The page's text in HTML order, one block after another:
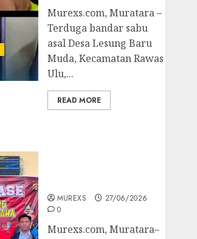
Murexs.com, Muratara –
Terduga bandar sabu
asal Desa Lesung Baru
Muda, Kecamatan Rawas
Ulu,...
READ MORE
MUREXS
27/06/2026
0
Murexs.com, Muratara–